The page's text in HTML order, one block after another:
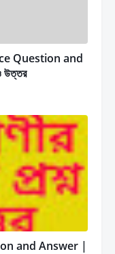
Question and
উত্তর
and Answer |